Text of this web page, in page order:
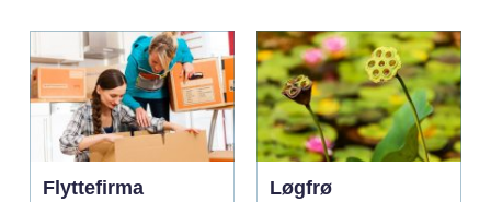
Flyttefirma
Løgfrø